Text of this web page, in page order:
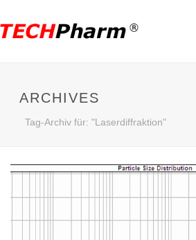
ARCHIVES
Tag-Archiv für: "Laserdiffraktion"